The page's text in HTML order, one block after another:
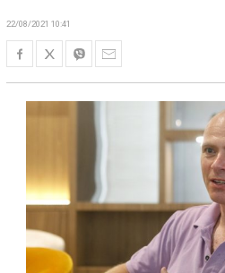
22/08/2021 10:41